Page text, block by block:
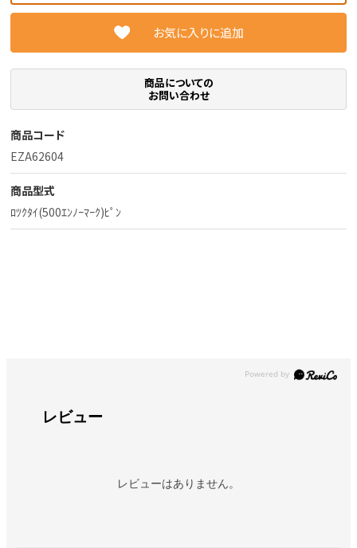
お気に入りに追加
商品についての
お問い合わせ
商品コード
EZA62604
商品型式
ﾛﾂｸﾀｲ(500ｴﾝﾉｰﾏｰｸ)ﾋﾟﾝ
レビュー
レビューはありません。